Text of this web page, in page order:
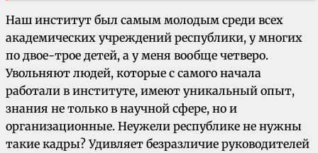
Наш институт был самым молодым среди всех
академических учреждений республики, у многих
по двое-трое детей, а у меня вообще четверо.
Увольняют людей, которые с самого начала
работали в институте, имеют уникальный опыт,
знания не только в научной сфере, но и
организационные. Неужели республике не нужны
такие кадры? Удивляет безразличие руководителей